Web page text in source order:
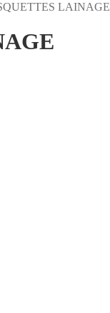
LAINAGE